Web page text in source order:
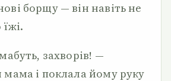
борщу — він навіть не
захворів! —
мама і по­клала йому руку